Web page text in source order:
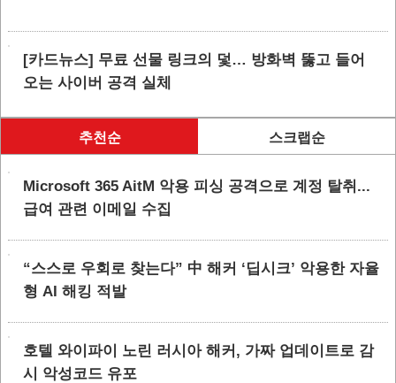
[카드뉴스] 무료 선물 링크의 덫… 방화벽 뚫고 들어
오는 사이버 공격 실체
추천순 스크랩순
Microsoft 365 AitM 악용 피싱 공격으로 계정 탈취...
급여 관련 이메일 수집
“스스로 우회로 찾는다” 中 해커 ‘딥시크’ 악용한 자율
형 AI 해킹 적발
호텔 와이파이 노린 러시아 해커, 가짜 업데이트로 감
시 악성코드 유포